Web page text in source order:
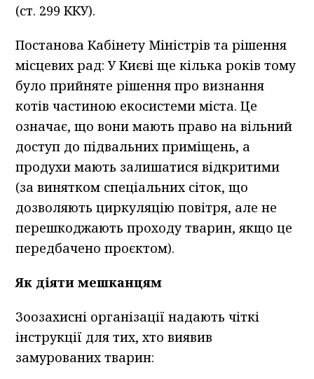
(ст. 299 ККУ).
Постанова Кабінету Міністрів та рішення
місцевих рад: У Києві ще кілька років тому
було прийняте рішення про визнання
котів частиною екосистеми міста. Це
означає, що вони мають право на вільний
доступ до підвальних приміщень, а
продухи мають залишатися відкритими
(за винятком спеціальних сіток, що
дозволяють циркуляцію повітря, але не
перешкоджають проходу тварин, якщо це
передбачено проєктом).
Як діяти мешканцям
Зоозахисні організації надають чіткі
інструкції для тих, хто виявив
замурованих тварин: